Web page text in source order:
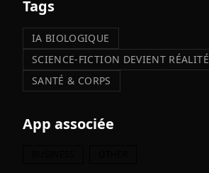
Tags
IA BIOLOGIQUE
SCIENCE-FICTION DEVIENT RÉALITÉ
SANTÉ & CORPS
App associée